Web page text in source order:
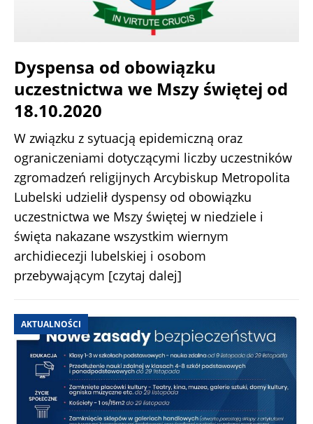
Dyspensa od obowiązku
uczestnictwa we Mszy świętej od
18.10.2020
W związku z sytuacją epidemiczną oraz
ograniczeniami dotyczącymi liczby uczestników
zgromadzeń religijnych Arcybiskup Metropolita
Lubelski udzielił dyspensy od obowiązku
uczestnictwa we Mszy świętej w niedziele i
święta nakazane wszystkim wiernym
archidiecezji lubelskiej i osobom
przebywającym [czytaj dalej]
AKTUALNOŚCI